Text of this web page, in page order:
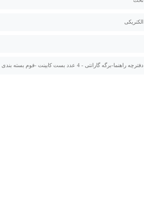
الکتریکی
دفترچه راهنما-برگه گارانتی - 4 عدد بست کابینت -فوم بسته بندی -دو شاخه برق